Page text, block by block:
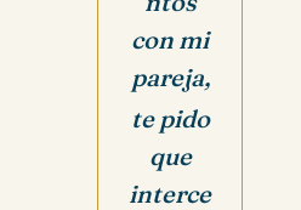
con mi
pareja,
te pido
que
interce